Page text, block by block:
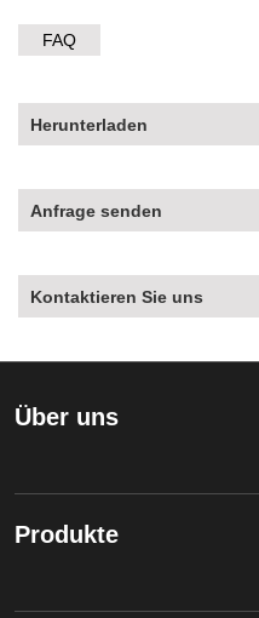
FAQ
Herunterladen
Anfrage senden
Kontaktieren Sie uns
Über uns
Produkte